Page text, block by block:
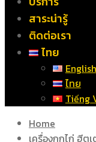
สาระน่ารู้
ติดต่อเรา
ไทย
English
ไทย
Tiếng
Home
เครื่องกกไก่ ฮีต